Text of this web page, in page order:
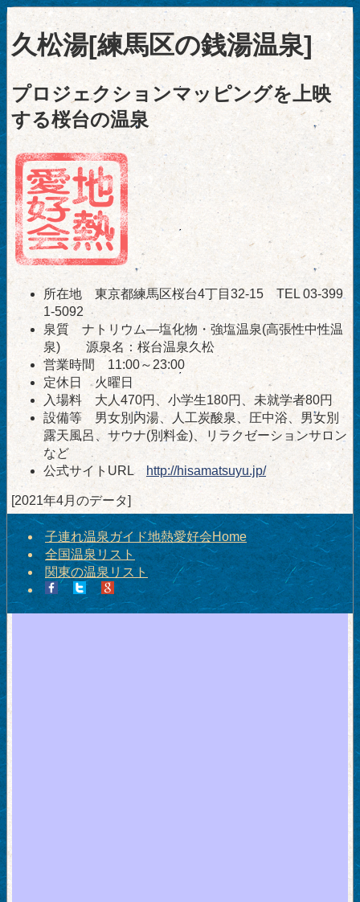
久松湯[練馬区の銭湯温泉]
プロジェクションマッピングを上映
する桜台の温泉
所在地 東京都練馬区桜台4丁目32-15 TEL 03-399
1-5092
泉質 ナトリウム―塩化物・強塩温泉(高張性中性温
泉) 源泉名：桜台温泉久松
営業時間 11:00～23:00
定休日 火曜日
入場料 大人470円、小学生180円、未就学者80円
設備等 男女別内湯、人工炭酸泉、圧中浴、男女別
露天風呂、サウナ(別料金)、リラクゼーションサロン
など
公式サイトURL http://hisamatsuyu.jp/
[2021年4月のデータ]
子連れ温泉ガイド地熱愛好会Home
全国温泉リスト
関東の温泉リスト